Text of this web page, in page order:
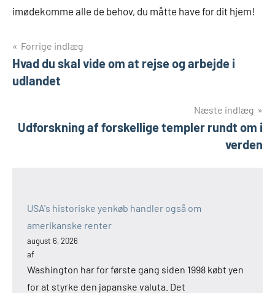
imødekomme alle de behov, du måtte have for dit hjem!
Indlægsnavigation
Forrige indlæg
Hvad du skal vide om at rejse og arbejde i
udlandet
Næste indlæg
Udforskning af forskellige templer rundt om i
verden
USA's historiske yenkøb handler også om
amerikanske renter
august 6, 2026
af
Washington har for første gang siden 1998 købt yen
for at styrke den japanske valuta. Det